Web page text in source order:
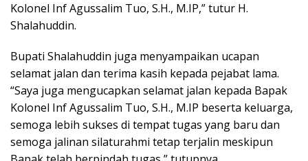
Kolonel Inf Agussalim Tuo, S.H., M.IP,” tutur H.
Shalahuddin.
Bupati Shalahuddin juga menyampaikan ucapan
selamat jalan dan terima kasih kepada pejabat lama.
“Saya juga mengucapkan selamat jalan kepada Bapak
Kolonel Inf Agussalim Tuo, S.H., M.IP beserta keluarga,
semoga lebih sukses di tempat tugas yang baru dan
semoga jalinan silaturahmi tetap terjalin meskipun